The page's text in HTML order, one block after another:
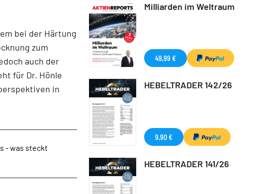
bei der Härtung
zum
auch der
für Dr. Hönle
in
- was steckt
Milliarden im Weltraum
49,99 €
HEBELTRADER 142/26
9,90 €
HEBELTRADER 141/26